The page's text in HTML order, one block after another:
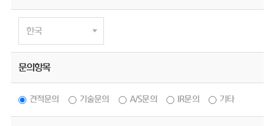
문의항목
견적문의 기술문의 A/S문의 IR문의 기타